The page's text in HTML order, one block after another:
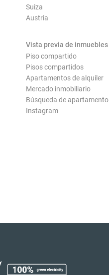
Suiza
Austria
Vista previa de inmuebles
Piso compartido
Pisos compartidos
Apartamentos de alquiler
Mercado inmobiliario
Búsqueda de apartamento
Instagram